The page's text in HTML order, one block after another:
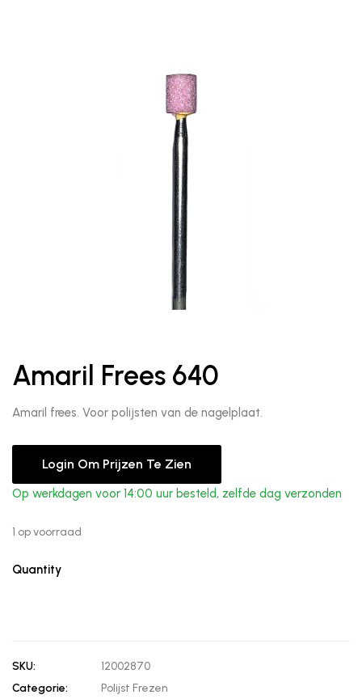
Amaril Frees 640
Amaril frees. Voor polijsten van de nagelplaat.
Login Om Prijzen Te Zien
Op werkdagen voor 14:00 uur besteld, zelfde dag verzonden
1 op voorraad
Quantity
SKU:
12002870
Categorie:
Polijst Frezen